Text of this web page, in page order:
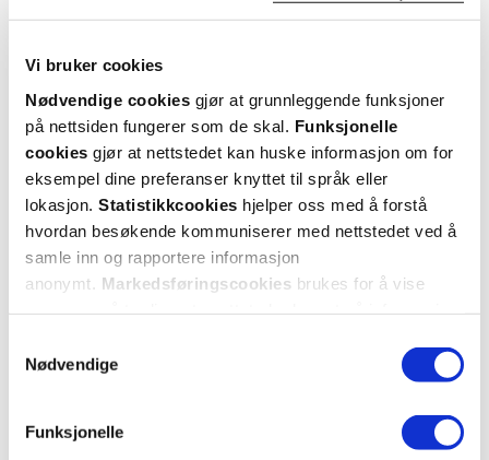
Vi bruker cookies
Nødvendige cookies gjør at grunnleggende funksjoner
på nettsiden fungerer som de skal. Funksjonelle
cookies gjør at nettstedet kan huske informasjon om for
eksempel dine preferanser knyttet til språk eller
lokasjon. Statistikkcookies hjelper oss med å forstå
hvordan besøkende kommuniserer med nettstedet ved å
samle inn og rapportere informasjon
anonymt. Markedsføringscookies brukes for å vise
Nødvendige
Funksjonelle
Hent resepter for deg selv eller barnet
Logg inn med BankID eller annen eID og få sikker
tilgang til alle dine resepter
Velg hvilke resepter du vil hente ut og hvordan du vil
ha dem levert
Få dine resepter levert raskt og trygt på avtalt måte
Kom i gang
Mer om reseptvarer